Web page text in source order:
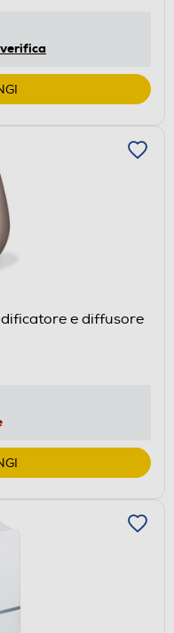
verifica
e diffusore